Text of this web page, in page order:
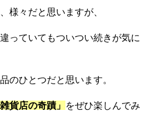
様々だと思いますが、
っていてもついつい続きが気に
のひとつだと思います。
貨店の奇蹟」
をぜひ楽しんでみ